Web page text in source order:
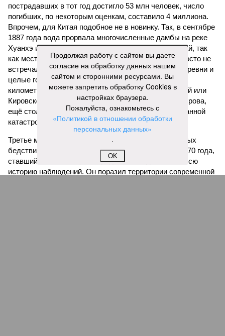
пострадавших в тот год достигло 53 млн человек, число
погибших, по некоторым оценкам, составило 4 миллиона.
Впрочем, для Китая подобное не в новинку. Так, в сентябре
1887 года вода прорвала многочисленные дамбы на реке
Хуанхэ и быстро залила почти весь Северный Китай, так
как местность там довольно низменная, и потоп просто не
встречал препятствий на своём пути, уничтожая деревни и
целые города. Водой залило 130 тыс. квадратных
километров (а это больше территорий Оренбургской или
Кировской областей), 2 млн человек остались без крова,
ещё столько же погибли в результате спровоцированной
катастрофой пандемии.
Третье место по кровожадности в рейтинге стихийных
бедствий занимает смертоносный циклон Бхола 1970 года,
ставший самым мощным среди себе подобных за всю
историю наблюдений. Он поразил территории современной
Продолжая работу с сайтом вы даете
согласие на обработку данных нашим
сайтом и сторонними ресурсами. Вы
можете запретить обработку Cookies в
настройках браузера.
Пожалуйста, ознакомьтесь с
«Политикой в отношении обработки
персональных данных»
.
OK